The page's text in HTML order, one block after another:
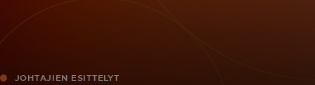
JOHTAJIEN ESITTELYT